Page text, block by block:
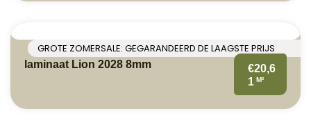
GROTE ZOMERSALE: GEGARANDEERD DE LAAGSTE PRIJS
laminaat Lion 2028 8mm
€20,6
1 M²